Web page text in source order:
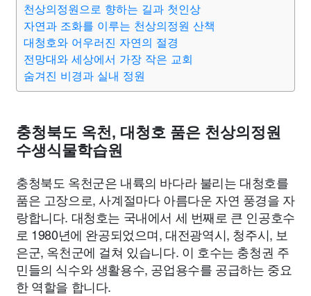
대출 자동차 취미 여행 맛집 IT
종교 사회 정치 건강 의료 의학
부동산 외국어 교육 교통 생활 기타
천상의정원으로 향하는 길과 첫인상
자연과 조화를 이루는 천상의정원 산책
대청호와 어우러진 자연의 절경
전망대와 세상에서 가장 작은 교회
숨겨진 비경과 실내 정원
충청북도 옥천, 대청호 품은 천상의정원
수생식물학습원
충청북도 옥천군은 내륙의 바다라 불리는 대청호를
품은 고장으로, 사계절마다 아름다운 자연 풍경을 자
랑합니다. 대청호는 국내에서 세 번째로 큰 인공호수
로 1980년에 완공되었으며, 대전광역시, 청주시, 보
은군, 옥천군에 걸쳐 있습니다. 이 호수는 충청권 주
민들의 식수와 생활용수, 공업용수를 공급하는 중요
한 역할을 합니다.